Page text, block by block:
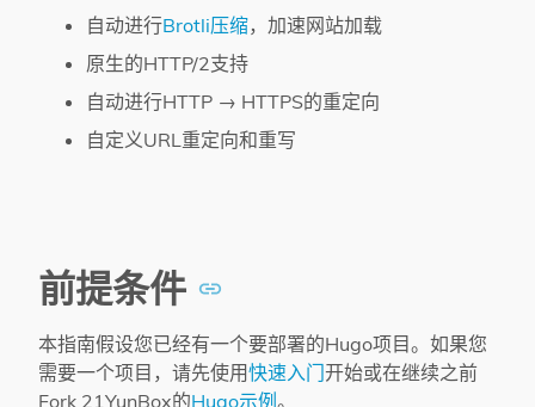
自动进行Brotli压缩，加速网站加载
原生的HTTP/2支持
自动进行HTTP → HTTPS的重定向
自定义URL重定向和重写
前提条件
本指南假设您已经有一个要部署的Hugo项目。如果您
需要一个项目，请先使用快速入门开始或在继续之前
Fork 21YunBox的Hugo示例。